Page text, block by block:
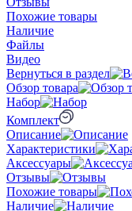
Похожие товары
Наличие
Файлы
Видео
Вернуться в раздел
Обзор товара
Набор
Комплект
Описание
Характеристики
Аксессуары
Отзывы
Похожие товары
Наличие